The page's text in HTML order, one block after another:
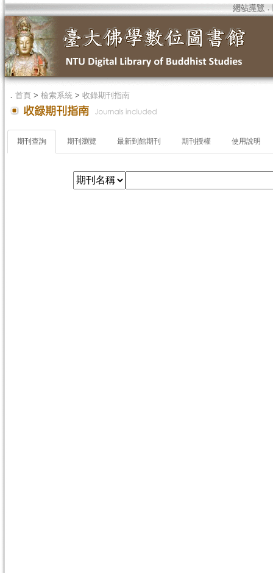
網站導覽 ．
． 首頁 > 檢索系統 > 收錄期刊指南
期刊查詢 期刊瀏覽 最新到館期刊 期刊授權 使用說明